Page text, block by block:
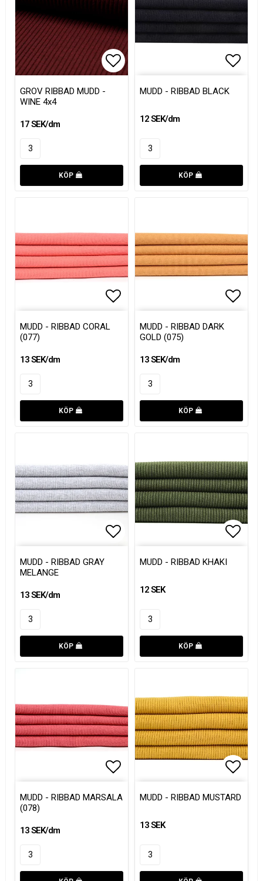
Lägg till i favoritlistan
GROV RIBBAD MUDD -
WINE 4x4
17 SEK/dm
KÖP
MUDD - RIBBAD BLACK
12 SEK/dm
KÖP
MUDD - RIBBAD CORAL
(077)
13 SEK/dm
KÖP
MUDD - RIBBAD DARK
GOLD (075)
13 SEK/dm
KÖP
Lägg till i favoritlistan
Lägg till i favoritlistan
MUDD - RIBBAD GRAY
MELANGE
13 SEK/dm
KÖP
MUDD - RIBBAD KHAKI
12 SEK
KÖP
MUDD - RIBBAD MARSALA
(078)
13 SEK/dm
MUDD - RIBBAD MUSTARD
13 SEK